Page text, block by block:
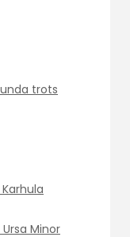
trots
Minor